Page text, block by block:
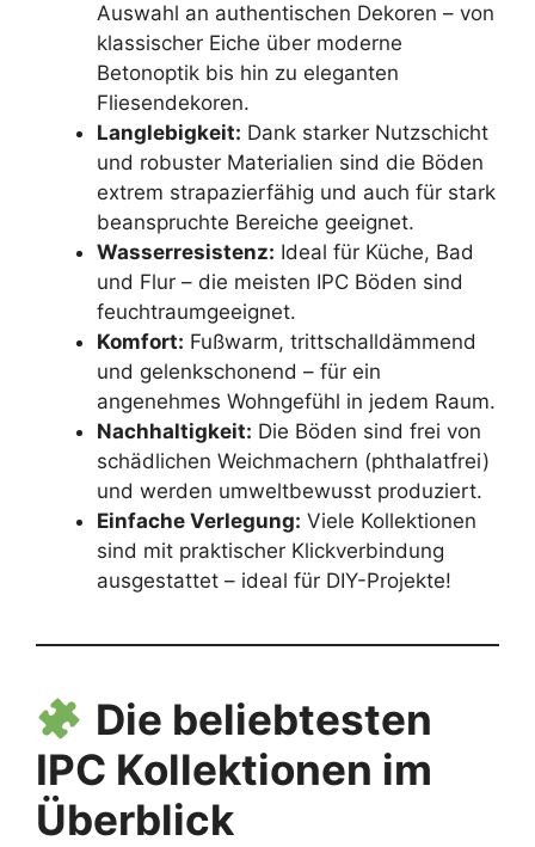
Auswahl an authentischen Dekoren – von
klassischer Eiche über moderne
Betonoptik bis hin zu eleganten
Fliesendekoren.
Langlebigkeit: Dank starker Nutzschicht
und robuster Materialien sind die Böden
extrem strapazierfähig und auch für stark
beanspruchte Bereiche geeignet.
Wasserresistenz: Ideal für Küche, Bad
und Flur – die meisten IPC Böden sind
feuchtraumgeeignet.
Komfort: Fußwarm, trittschalldämmend
und gelenkschonend – für ein
angenehmes Wohngefühl in jedem Raum.
Nachhaltigkeit: Die Böden sind frei von
schädlichen Weichmachern (phthalatfrei)
und werden umweltbewusst produziert.
Einfache Verlegung: Viele Kollektionen
sind mit praktischer Klickverbindung
ausgestattet – ideal für DIY-Projekte!
Die beliebtesten
IPC Kollektionen im
Überblick